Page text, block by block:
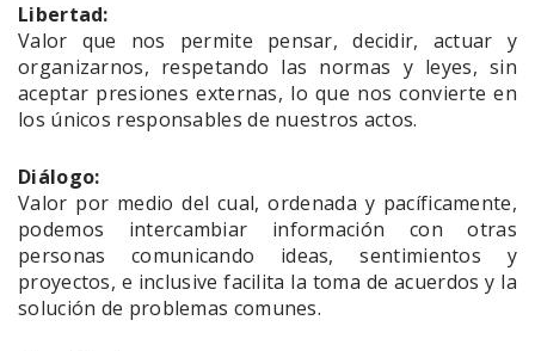
Libertad:
Valor que nos permite pensar, decidir, actuar y
organizarnos, respetando las normas y leyes, sin
aceptar presiones externas, lo que nos convierte en
los únicos responsables de nuestros actos.
Diálogo:
Valor por medio del cual, ordenada y pacíficamente,
podemos intercambiar información con otras
personas comunicando ideas, sentimientos y
proyectos, e inclusive facilita la toma de acuerdos y la
solución de problemas comunes.